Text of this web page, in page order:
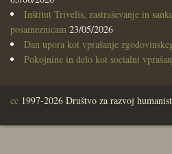
Inštitut Trivelis, zastraševanje in
posameznicam 23/05/2026
Dan upora kot vprašanje
Pokojnine in delo kot socialni
cc 1997-2026 Društvo za razvoj